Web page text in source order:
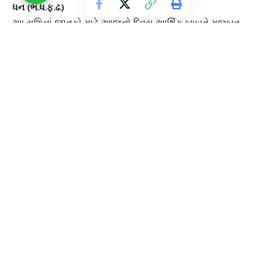
ધન (ભ.ધ.ફ.ઢ.)
આ રાશિનાં જાતકો માટે આજનો દિવસ આર્થિક બાબતે મજબૂત